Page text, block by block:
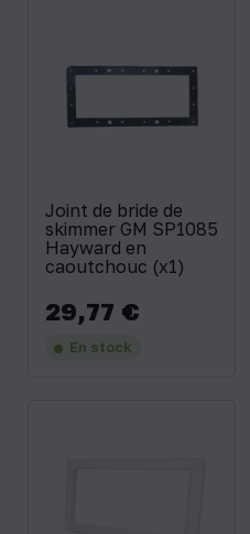
Joint de bride de
skimmer GM SP1085
Hayward en
caoutchouc (x1)
Prix
29,77 €
En stock